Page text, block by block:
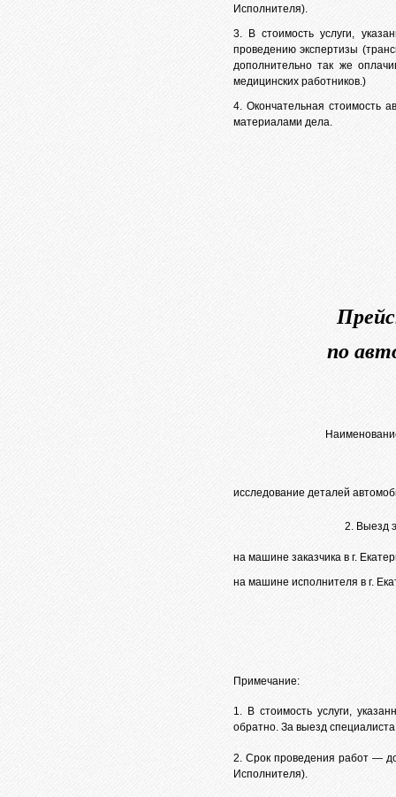
Исполнителя).
3. В стоимость услуги,
проведению экспертизы
дополнительно так же
медицинских работников.)
4. Окончательная стоимость
материалами дела.
по
исследование деталей
2. Выезд
на машине заказчика в г.
на машине исполнителя в г.
Примечание:
1. В стоимость услуги,
обратно. За выезд
2. Срок проведения работ —
Исполнителя).